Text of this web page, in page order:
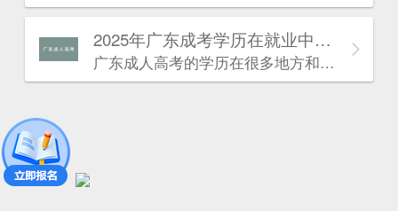
2025年广东成考学历在就业中有什么优势？
广东成人高考的学历在很多地方和普通成考的学历作用是一致的。以下是广东成考网为大家带来的“广东成考学历在就业中有什么优势”相关内容，详情如下：